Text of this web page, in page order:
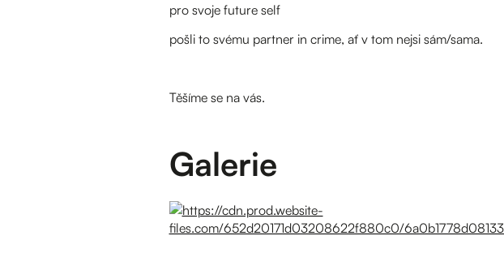
pro svoje future self
pošli to svému partner in crime, ať v tom nejsi sám/sama.
Těšíme se na vás.
Galerie